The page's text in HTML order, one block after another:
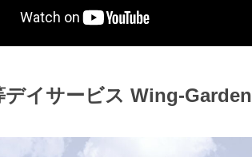
デイサービス Wing-Garden